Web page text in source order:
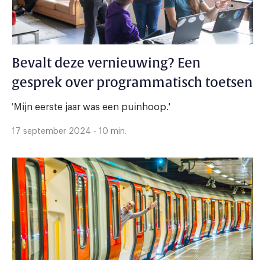
Bevalt deze vernieuwing? Een
gesprek over programmatisch toetsen
'Mijn eerste jaar was een puinhoop.'
17 september 2024 - 10 min.